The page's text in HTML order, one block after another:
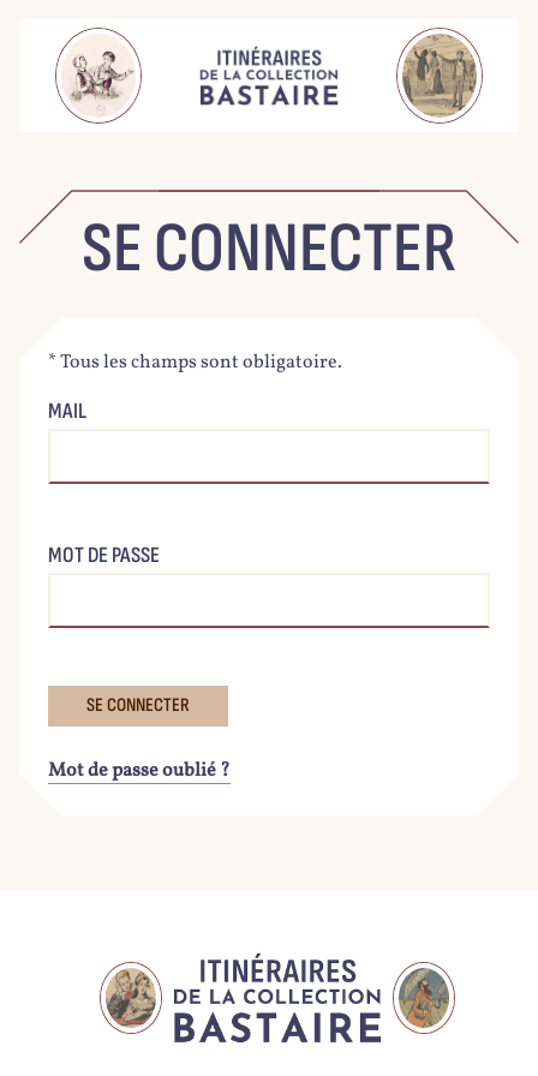
SE CONNECTER
* Tous les champs sont obligatoire.
MAIL
MOT DE PASSE
Mot de passe oublié ?